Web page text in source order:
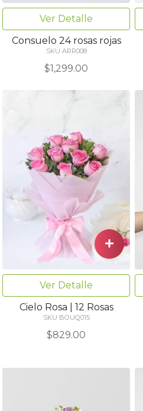
Ver Detalle
Consuelo 24 rosas rojas
SKU ARR008
$1,299.00
Ver Detalle
Cielo Rosa | 12 Rosas
SKU BOUQ015
$829.00